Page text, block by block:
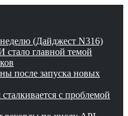
(Дайджест N316)
стало главной темой
после запуска новых
с проблемой